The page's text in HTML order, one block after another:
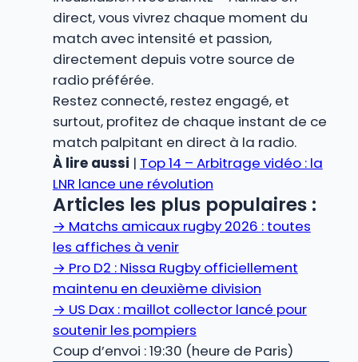
direct, vous vivrez chaque moment du
match avec intensité et passion,
directement depuis votre source de
radio préférée.
Restez connecté, restez engagé, et
surtout, profitez de chaque instant de ce
match palpitant en direct à la radio.
À lire aussi | Top 14 – Arbitrage vidéo : la
LNR lance une révolution
Articles les plus populaires :
→ Matchs amicaux rugby 2026 : toutes
les affiches à venir
→ Pro D2 : Nissa Rugby officiellement
maintenu en deuxième division
→ US Dax : maillot collector lancé pour
soutenir les pompiers
Coup d’envoi : 19:30 (heure de Paris)